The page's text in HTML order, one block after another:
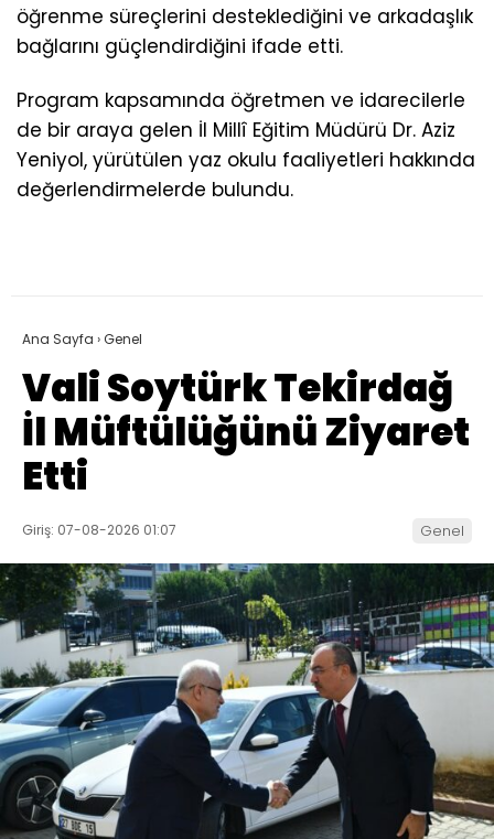
öğrenme süreçlerini desteklediğini ve arkadaşlık
bağlarını güçlendirdiğini ifade etti.
Program kapsamında öğretmen ve idarecilerle
de bir araya gelen İl Millî Eğitim Müdürü Dr. Aziz
Yeniyol, yürütülen yaz okulu faaliyetleri hakkında
değerlendirmelerde bulundu.
Ana Sayfa ›Genel
Vali Soytürk Tekirdağ
İl Müftülüğünü Ziyaret
Etti
Giriş: 07-08-2026 01:07 Genel